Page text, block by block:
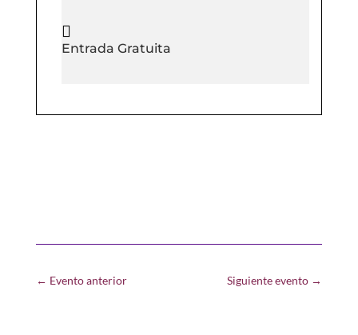

Entrada Gratuita
← Evento anterior Siguiente evento →